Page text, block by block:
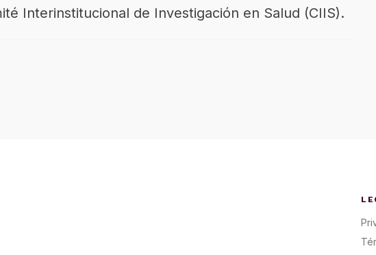
Interinstitucional de Investigación en Salud (CIIS).